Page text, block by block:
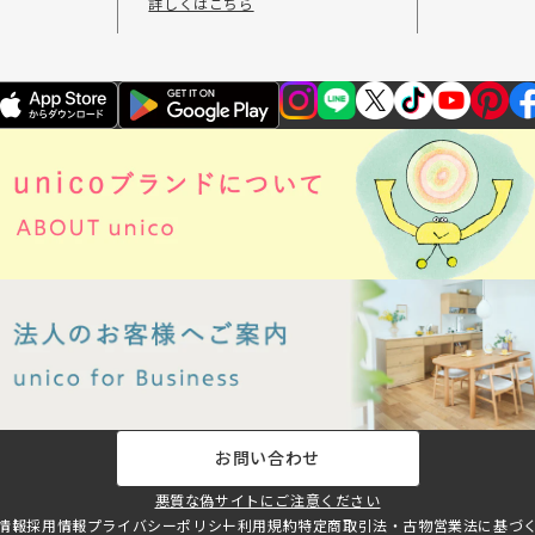
お問い合わせ
悪質な偽サイトにご注意ください
報採用情報プライバシーポリシー利用規約特定商取引法・古物営業法に基づ